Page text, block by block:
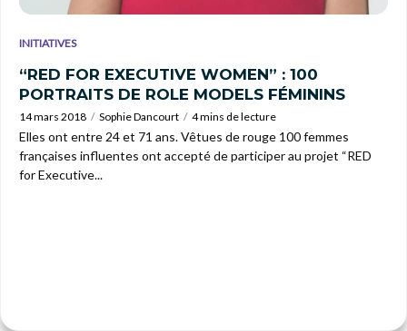
INITIATIVES
“RED FOR EXECUTIVE WOMEN” : 100
PORTRAITS DE ROLE MODELS FÉMININS
14 mars 2018 Sophie Dancourt 4 mins de lecture
Elles ont entre 24 et 71 ans. Vêtues de rouge 100 femmes
françaises influentes ont accepté de participer au projet “RED
for Executive...